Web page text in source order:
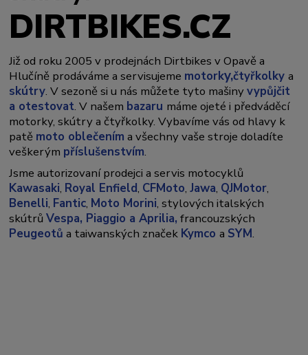
DIRTBIKES.CZ
Již od roku 2005 v prodejnách Dirtbikes v Opavě a
Hlučíně prodáváme a servisujeme motorky,čtyřkolkya
skútry. V sezoně si u nás můžete tyto mašinyvypůjčit
a otestovat. V našem bazaru máme ojeté i předváděcí
motorky, skútry a čtyřkolky. Vybavíme vás od hlavy k
patě moto oblečením a všechny vaše stroje doladíte
veškerým příslušenstvím.
Jsme autorizovaní prodejci a servis motocyklů
Kawasaki, Royal Enfield, CFMoto,Jawa, QJMotor,
Benelli, Fantic, Moto Morini, stylových italských
skútrůVespa, Piaggio a Aprilia, francouzských
Peugeotů a taiwanských značek Kymcoa SYM.